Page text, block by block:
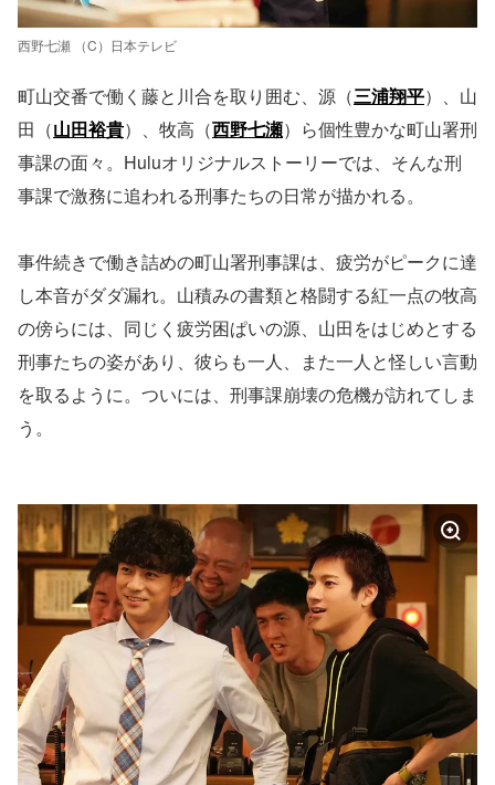
西野七瀬 （C）日本テレビ
町山交番で働く藤と川合を取り囲む、源（三浦翔平）、山
田（山田裕貴）、牧高（西野七瀬）ら個性豊かな町山署刑
事課の面々。Huluオリジナルストーリーでは、そんな刑
事課で激務に追われる刑事たちの日常が描かれる。
事件続きで働き詰めの町山署刑事課は、疲労がピークに達
し本音がダダ漏れ。山積みの書類と格闘する紅一点の牧高
の傍らには、同じく疲労困ぱいの源、山田をはじめとする
刑事たちの姿があり、彼らも一人、また一人と怪しい言動
を取るように。ついには、刑事課崩壊の危機が訪れてしま
う。